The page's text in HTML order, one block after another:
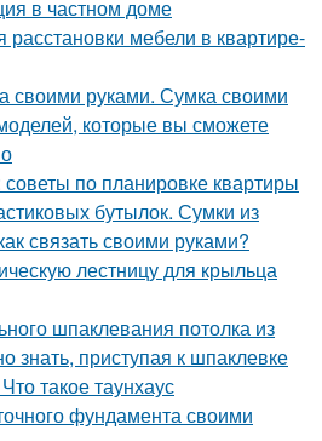
в частном доме
мебели в квартире-
своими руками. Сумка своими
которые вы сможете
по планировке квартиры
бутылок. Сумки из
связать своими руками?
лестницу для крыльца
шпаклевания потолка из
знать, приступая к шпаклевке
такое таунхаус
фундамента своими